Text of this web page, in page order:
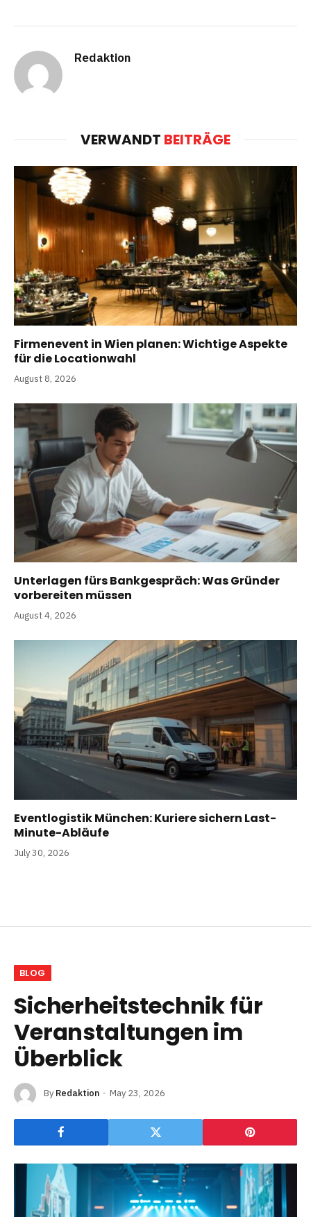
Redaktion
VERWANDT BEITRÄGE
Firmenevent in Wien planen: Wichtige Aspekte
für die Locationwahl
August 8, 2026
Unterlagen fürs Bankgespräch: Was Gründer
vorbereiten müssen
August 4, 2026
Eventlogistik München: Kuriere sichern Last-
Minute-Abläufe
July 30, 2026
BLOG
Sicherheitstechnik für
Veranstaltungen im
Überblick
By Redaktion May 23, 2026